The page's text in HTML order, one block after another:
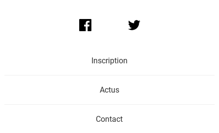
Inscription
Actus
Contact